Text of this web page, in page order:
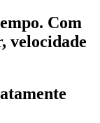
Com
velocidade